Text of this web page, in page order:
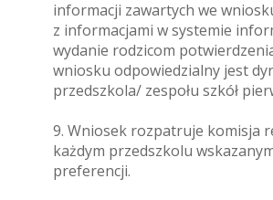
informacji zawartych we
z informacjami w systemie
wydanie rodzicom
wniosku odpowiedzialny jest
przedszkola/ zespołu szkół
9. Wniosek rozpatruje komisja
każdym przedszkolu
preferencji.